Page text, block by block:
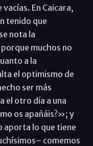
En Caicara,
tenido que
nota la
muchos no
a la
el optimismo de
ser más
el otro día a una
os apañáis?»; y
aporta lo que tiene
comemos